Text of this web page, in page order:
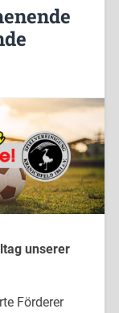
unserer
Förderer